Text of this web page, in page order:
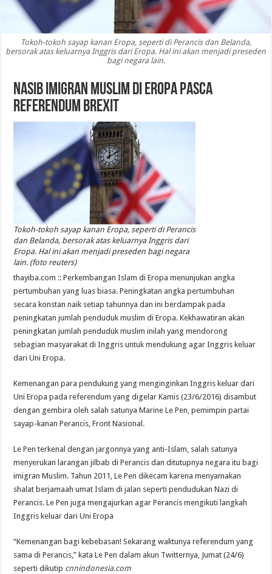
Tokoh-tokoh sayap kanan Eropa, seperti di Perancis dan Belanda,
bersorak atas keluarnya Inggris dari Eropa. Hal ini akan menjadi preseden
bagi negara lain.
NASIB IMIGRAN MUSLIM DI EROPA PASCA
REFERENDUM BREXIT
Tokoh-tokoh sayap kanan Eropa, seperti di Perancis
dan Belanda, bersorak atas keluarnya Inggris dari
Eropa. Hal ini akan menjadi preseden bagi negara
lain. (foto reuters)
thayiba.com :: Perkembangan Islam di Eropa menunjukan angka
pertumbuhan yang luas biasa. Peningkatan angka pertumbuhan
secara konstan naik setiap tahunnya dan ini berdampak pada
peningkatan jumlah penduduk muslim di Eropa. Kekhawatiran akan
peningkatan jumlah penduduk muslim inilah yang mendorong
sebagian masyarakat di Inggris untuk mendukung agar Inggris keluar
dari Uni Eropa.
Kemenangan para pendukung yang menginginkan Inggris keluar dari
Uni Eropa pada referendum yang digelar Kamis (23/6/2016) disambut
dengan gembira oleh salah satunya Marine Le Pen, pemimpin partai
sayap-kanan Perancis, Front Nasional.
Le Pen terkenal dengan jargonnya yang anti-Islam, salah satunya
menyerukan larangan jilbab di Perancis dan ditutupnya negara itu bagi
imigran Muslim. Tahun 2011, Le Pen dikecam karena menyamakan
shalat berjamaah umat Islam di jalan seperti pendudukan Nazi di
Perancis. Le Pen juga mengajurkan agar Perancis mengikuti langkah
Inggris keluar dari Uni Eropa
“Kemenangan bagi kebebasan! Sekarang waktunya referendum yang
sama di Perancis,” kata Le Pen dalam akun Twitternya, Jumat (24/6)
seperti dikutip cnnindonesia.com